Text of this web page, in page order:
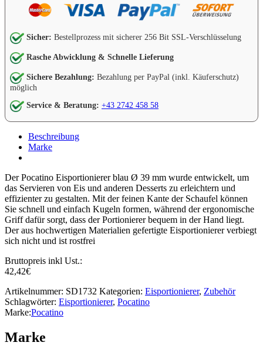
Sicher: Bestellprozess mit sicherer 256 Bit SSL-Verschlüsselung
Rasche Abwicklung & Schnelle Lieferung
Sichere Bezahlung: Bezahlung per PayPal (inkl. Käuferschutz)
möglich
Service & Beratung: +43 2742 458 58
Beschreibung
Marke
Der Pocatino Eisportionierer blau Ø 39 mm wurde entwickelt, um
das Servieren von Eis und anderen Desserts zu erleichtern und
effizienter zu gestalten. Mit der feinen Kante der Schaufel können
Sie schnell und einfach Kugeln formen, während der ergonomische
Griff dafür sorgt, dass der Portionierer bequem in der Hand liegt.
Der aus hochwertigen Materialien gefertigte Eisportionierer verbiegt
sich nicht und ist rostfrei
Bruttopreis inkl Ust.:
42,42€
Artikelnummer: SD1732 Kategorien: Eisportionierer, Zubehör
Schlagwörter: Eisportionierer, Pocatino
Marke:Pocatino
Marke